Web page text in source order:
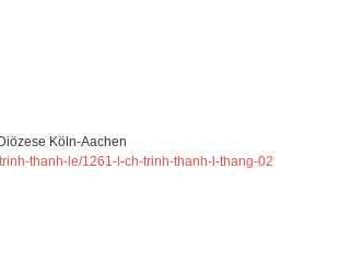
Köln-Aachen
thanh-le/1261-l-ch-trinh-thanh-l-thang-02